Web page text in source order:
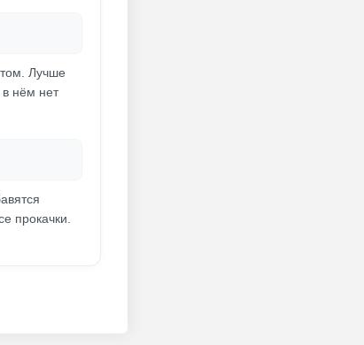
Лучше
в нём нет
прокачки.